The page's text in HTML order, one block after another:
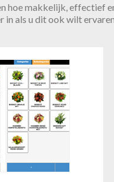
hoe makkelijk, effectief
in als u dit ook wilt